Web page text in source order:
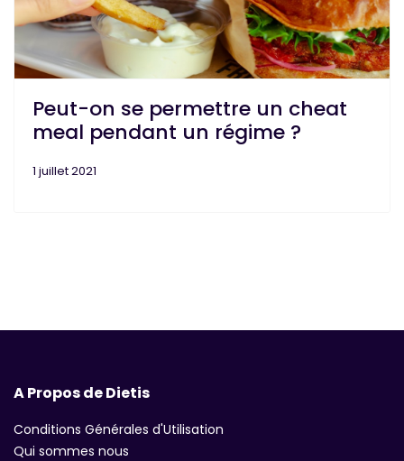
Peut-on se permettre un cheat
meal pendant un régime ?
1 juillet 2021
A Propos de Dietis
Conditions Générales d'Utilisation
Qui sommes nous